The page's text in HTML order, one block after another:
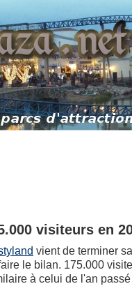
visiteurs en
vient de terminer
le bilan. 175.000
à celui de l'an